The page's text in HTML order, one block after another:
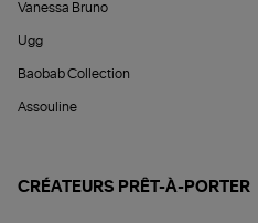
Vanessa Bruno
Ugg
Baobab Collection
Assouline
CRÉATEURS PRÊT-À-PORTER